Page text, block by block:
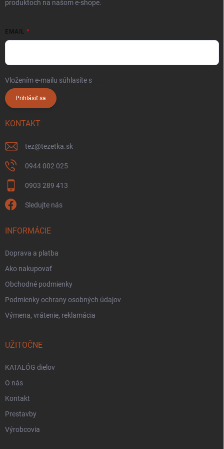
produktoch na našom e-shope.
EMAIL
Vložením e-mailu súhlasíte s
Prihlásiť sa
KONTAKT
tez@tezetka.sk
0944 002 025
0903 289 413
Sledujte nás
INFORMÁCIE
Doprava a platba
Ako nakupovať
Obchodné podmienky
Podmienky ochrany osobných údajov
Výmena, vrátenie, reklamácia
UŽITOČNE
KATALÓG dielov
O nás
Kontakt
Prestavby
Výrobcovia